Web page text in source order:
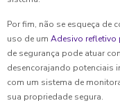
Por fim, não se esqueça de
uso de um Adesivo refletivo
de segurança pode atuar
desencorajando potenciais
com um sistema de
sua propriedade segura.